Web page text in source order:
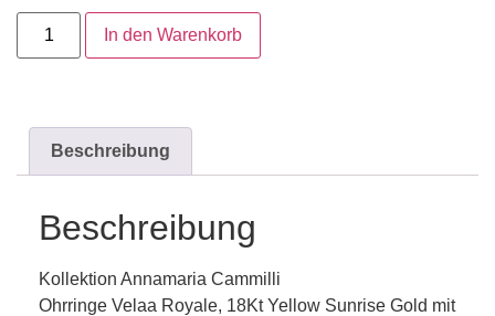
In den Warenkorb
Beschreibung
Beschreibung
Kollektion Annamaria Cammilli
Ohrringe Velaa Royale, 18Kt Yellow Sunrise Gold mit